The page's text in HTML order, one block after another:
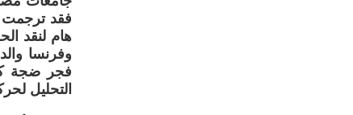
فقد ترجمت
هام لنقد
وفرنسا
فجر ضجة
التحليل